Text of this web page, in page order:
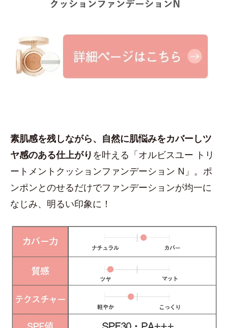
素肌感を残しながら、自然に肌悩みをカバーしツ
ヤ感のある仕上がり を叶える「オルビスユー トリ
ートメントクッションファンデーション N」。ポ
ンポンとのせるだけでファンデーションが均一に
なじみ、明るい印象に！